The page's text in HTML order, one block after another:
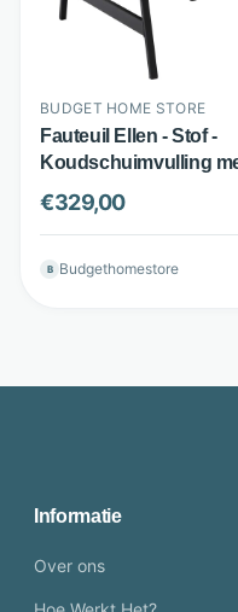
BUDGET HOME STORE
Fauteuil Ellen - Stof -
Koudschuimvulling
armleuningen - Blauw
Home Store
€329,00
B Budgethomestore
Informatie
Over ons